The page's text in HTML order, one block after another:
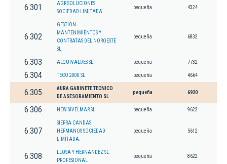
6.301
AGR SOLUCIONES
SOCIEDAD LIMITADA
pequeña 4324
6.302
GESTION
MANTENIMIENTOS Y
CONTRATAS DEL NOROESTE
SL.
pequeña 6832
6.303 ALQUIVALDES SL pequeña 7732
6.304 TECO 2000 SL pequeña 4664
6.305
AURA GABINETE TECNICO
DE ASESORAMIENTO SL
pequeña 6920
6.306 NEW SIVELMAR SL pequeña 9622
6.307
SIERRA CANDAS
HERMANOS SOCIEDAD
LIMITADA.
pequeña 5612
6.308
LLOSA Y HERNANDEZ SL
PROFESIONAL
pequeña 8622